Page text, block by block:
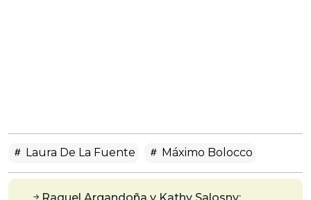
Laura De La Fuente Máximo Bolocco